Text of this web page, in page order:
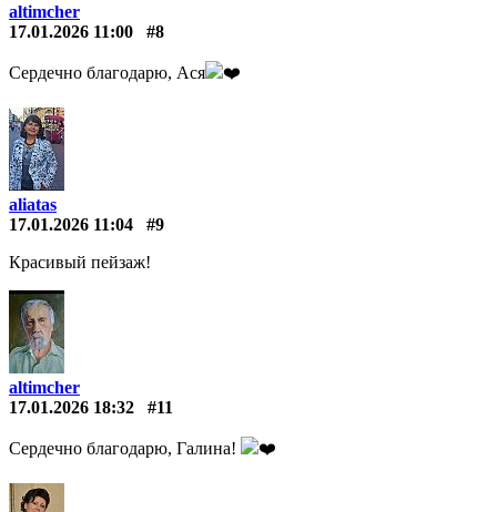
altimcher
17.01.2026 11:00
#8
Сердечно благодарю, Ася ❤️️
aliatas
17.01.2026 11:04
#9
Красивый пейзаж!
altimcher
17.01.2026 18:32
#11
Сердечно благодарю, Галина! ❤️️